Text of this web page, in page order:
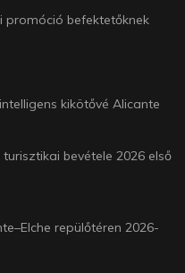
promóció befektetőknek
kikötővé Alicante
bevétele 2026 első
repülőtéren 2026-